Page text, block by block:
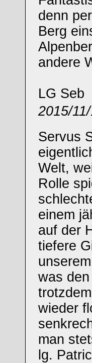
denn
Berg
andere
LG Seb
2015/
Servus
Welt,
Rolle
einem
auf der
tiefere
was
wieder
man
lg.